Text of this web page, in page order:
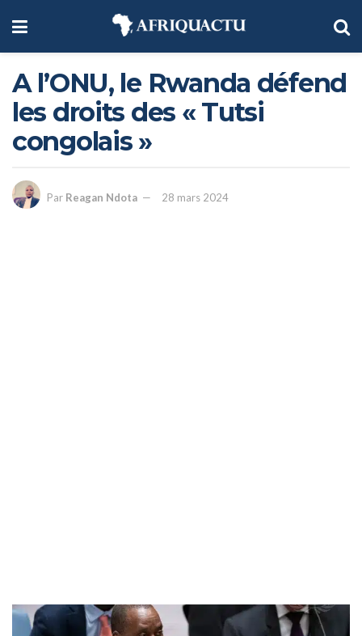
A l’ONU, le Rwanda défend
les droits des « Tutsi
congolais »
Par Reagan Ndota 28 mars 2024